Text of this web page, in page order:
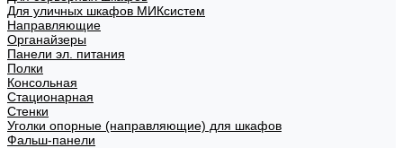
Для уличных шкафов МИКсистем
Направляющие
Органайзеры
Панели эл. питания
Полки
Консольная
Стационарная
Стенки
Уголки опорные (направляющие) для шкафов
Фальш-панели